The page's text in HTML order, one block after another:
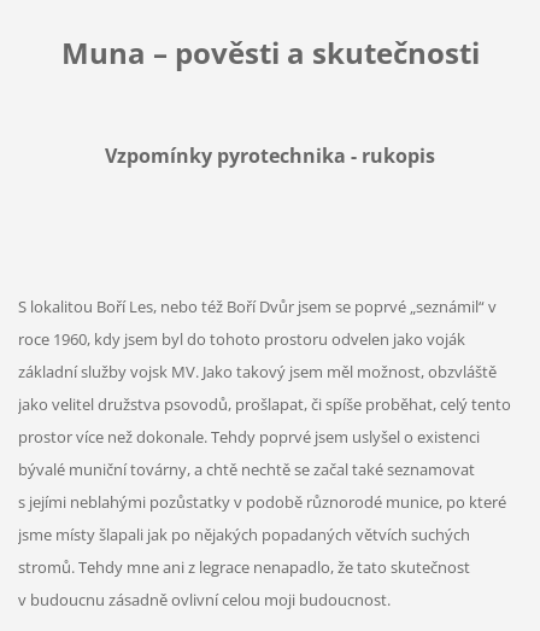
Muna – pověsti a skutečnosti
Vzpomínky pyrotechnika - rukopis
S lokalitou Boří Les, nebo též Boří Dvůr jsem se poprvé „seznámil“ v
roce 1960, kdy jsem byl do tohoto prostoru odvelen jako voják
základní služby vojsk MV. Jako takový jsem měl možnost, obzvláště
jako velitel družstva psovodů, prošlapat, či spíše proběhat, celý tento
prostor více než dokonale. Tehdy poprvé jsem uslyšel o existenci
bývalé muniční továrny, a chtě nechtě se začal také seznamovat
s jejími neblahými pozůstatky v podobě různorodé munice, po které
jsme místy šlapali jak po nějakých popadaných větvích suchých
stromů. Tehdy mne ani z legrace nenapadlo, že tato skutečnost
v budoucnu zásadně ovlivní celou moji budoucnost.